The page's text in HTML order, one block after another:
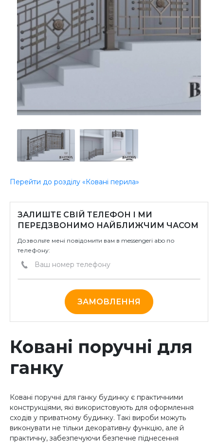
Перейти до розділу «Ковані перила»
ЗАЛИШТЕ СВІЙ ТЕЛЕФОН І МИ
ПЕРЕДЗВОНИМО НАЙБЛИЖЧИМ ЧАСОМ
Дозвольте мені повідомити вам в messengeri abo по
телефону:
ЗАМОВЛЕННЯ
Ковані поручні для
ганку
Ковані поручні для ганку будинку є практичними
конструкціями, які використовують для оформлення
сходів у приватному будинку. Такі вироби можуть
виконувати не тільки декоративну функцію, але й
практичну, забезпечуючи безпечне піднесення